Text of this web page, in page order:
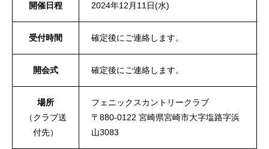
開催日程 2024年12月11日(水)
受付時間 確定後にご連絡します。
開会式 確定後にご連絡します。
場所
（クラブ送
付先）
フェニックスカントリークラブ
〒880-0122 宮崎県宮崎市大字塩路字浜
山3083